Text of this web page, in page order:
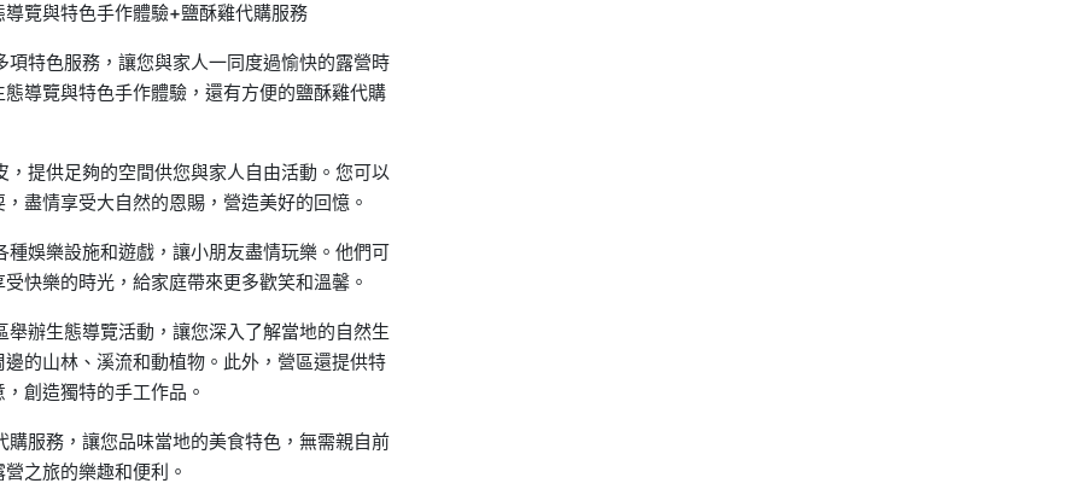
覽與特色手作體驗+鹽酥雞代購服務
特色服務，讓您與家人一同度過愉快的露營時
導覽與特色手作體驗，還有方便的鹽酥雞代購
提供足夠的空間供您與家人自由活動。您可以
盡情享受大自然的恩賜，營造美好的回憶。
娛樂設施和遊戲，讓小朋友盡情玩樂。他們可
快樂的時光，給家庭帶來更多歡笑和溫馨。
辦生態導覽活動，讓您深入了解當地的自然生
的山林、溪流和動植物。此外，營區還提供特
創造獨特的手工作品。
服務，讓您品味當地的美食特色，無需親自前
之旅的樂趣和便利。